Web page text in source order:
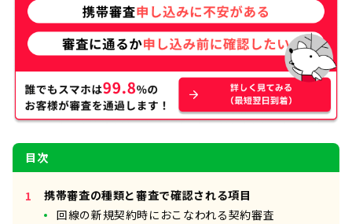
目次
携帯審査の種類と審査で確認される項目
回線の新規契約時におこなわれる契約審査